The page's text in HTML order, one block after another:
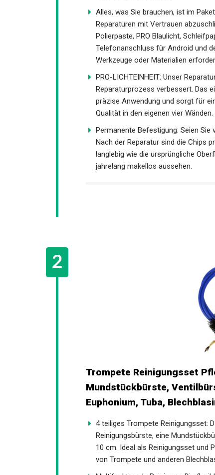
Alles, was Sie brauchen, ist im
Reparaturen mit Vertrauen
Polierpaste, PRO Blaulicht,
Telefonanschluss für Android und
Werkzeuge oder Materialien
PRO-LICHTEINHEIT: Unser
Reparaturprozess verbessert. Das
eine präzise Anwendung und sorgt
professioneller Qualität in den
Permanente Befestigung: Seien
Nach der Reparatur sind die Chips
langlebig wie die ursprüngliche
Granitoberflächen jahrelang
Trompete Reinigungsset
Reinigungsbürste,
Trompete, Horn,
4 teiliges Trompete Reinigungsset:
Reinigungsbürste, eine
x 10 cm. Ideal als Reinigungsset